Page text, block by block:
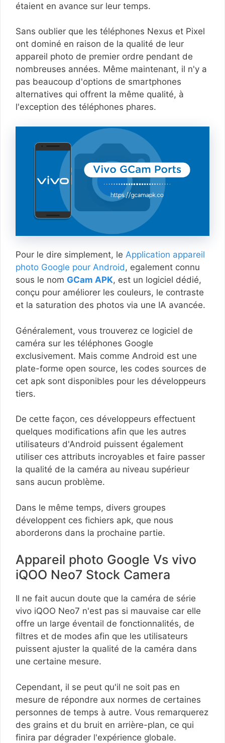
étaient en avance sur leur temps.
Sans oublier que les téléphones Nexus et Pixel
ont dominé en raison de la qualité de leur
appareil photo de premier ordre pendant de
nombreuses années. Même maintenant, il n'y a
pas beaucoup d'options de smartphones
alternatives qui offrent la même qualité, à
l'exception des téléphones phares.
Pour le dire simplement, le Application appareil
photo Google pour Android, egalement connu
sous le nom GCam APK, est un logiciel dédié,
conçu pour améliorer les couleurs, le contraste
et la saturation des photos via une IA avancée.
Généralement, vous trouverez ce logiciel de
caméra sur les téléphones Google
exclusivement. Mais comme Android est une
plate-forme open source, les codes sources de
cet apk sont disponibles pour les développeurs
tiers.
De cette façon, ces développeurs effectuent
quelques modifications afin que les autres
utilisateurs d'Android puissent également
utiliser ces attributs incroyables et faire passer
la qualité de la caméra au niveau supérieur
sans aucun problème.
Dans le même temps, divers groupes
développent ces fichiers apk, que nous
aborderons dans la prochaine partie.
Appareil photo Google Vs vivo
iQOO Neo7 Stock Camera
Il ne fait aucun doute que la caméra de série
vivo iQOO Neo7 n'est pas si mauvaise car elle
offre un large éventail de fonctionnalités, de
filtres et de modes afin que les utilisateurs
puissent ajuster la qualité de la caméra dans
une certaine mesure.
Cependant, il se peut qu'il ne soit pas en
mesure de répondre aux normes de certaines
personnes de temps à autre. Vous remarquerez
des grains et du bruit en arrière-plan, ce qui
finira par dégrader l'expérience globale.